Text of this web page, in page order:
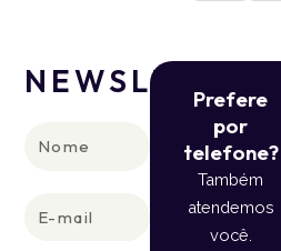
NEWSLETTER
Prefere
por
telefone?
Também
atendemos
você.